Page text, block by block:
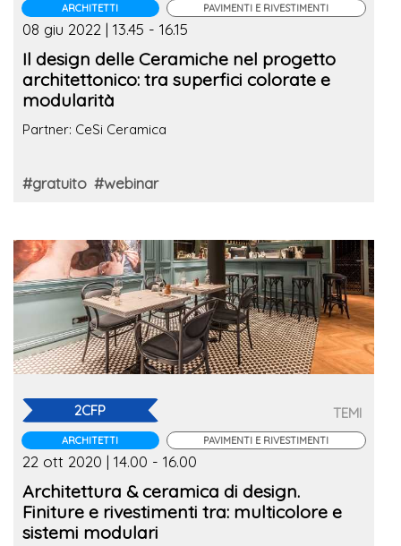
ARCHITETTI PAVIMENTI E RIVESTIMENTI
08 giu 2022 | 13.45 - 16.15
Il design delle Ceramiche nel progetto
architettonico: tra superfici colorate e
modularità
Partner: CeSi Ceramica
#gratuito #webinar
2CFP
ARCHITETTI
TEMI
PAVIMENTI E RIVESTIMENTI
22 ott 2020 | 14.00 - 16.00
Architettura & ceramica di design.
Finiture e rivestimenti tra: multicolore e
sistemi modulari